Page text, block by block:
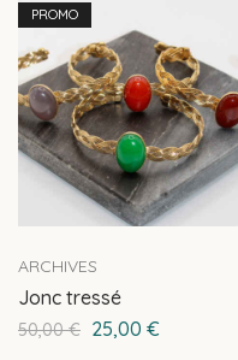
PROMO
ARCHIVES
Jonc tressé
50,00€ 25,00 €